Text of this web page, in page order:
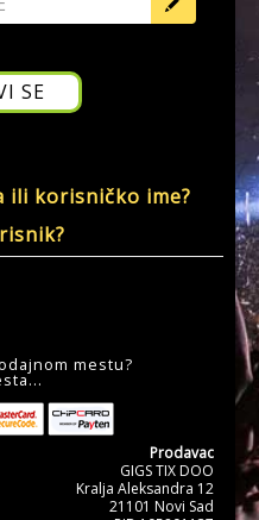
ili korisničko ime?
mestu?
Prodavac
GIGS TIX DOO
Kralja Aleksandra 12
21101 Novi Sad